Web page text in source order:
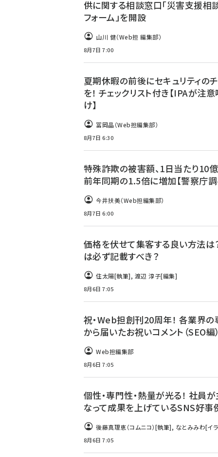
供に関する相談窓口「災害支援相
フォーム」を開設
山川 健（Web担 編集部）
8月7日 7:00
夏期休暇の前後にセキュリティの
を！ チェックリスト付き【IPAが注
け】
冨岡晶（Web担編集部）
8月7日 6:30
特殊詐欺の被害額、1日当たり10億
前年同期の1.5倍に増加【警察庁調
今井扶美（Web担編集部）
8月7日 6:00
価格を伏せて集客する良い方法は
は必ず記載すべき？
住太陽[執筆], 渡辺 淳子[編集]
8月6日 7:05
祝・Web担創刊20周年！ 各業界
から届いたお祝いコメント（SEO編
Web担編集部
8月6日 7:05
個性・専門性・熱量が光る！ 社員
なって成果を上げているSNS好事
後藤真理恵（コムニコ）[執筆], なとみみわ[イ
8月6日 7:05